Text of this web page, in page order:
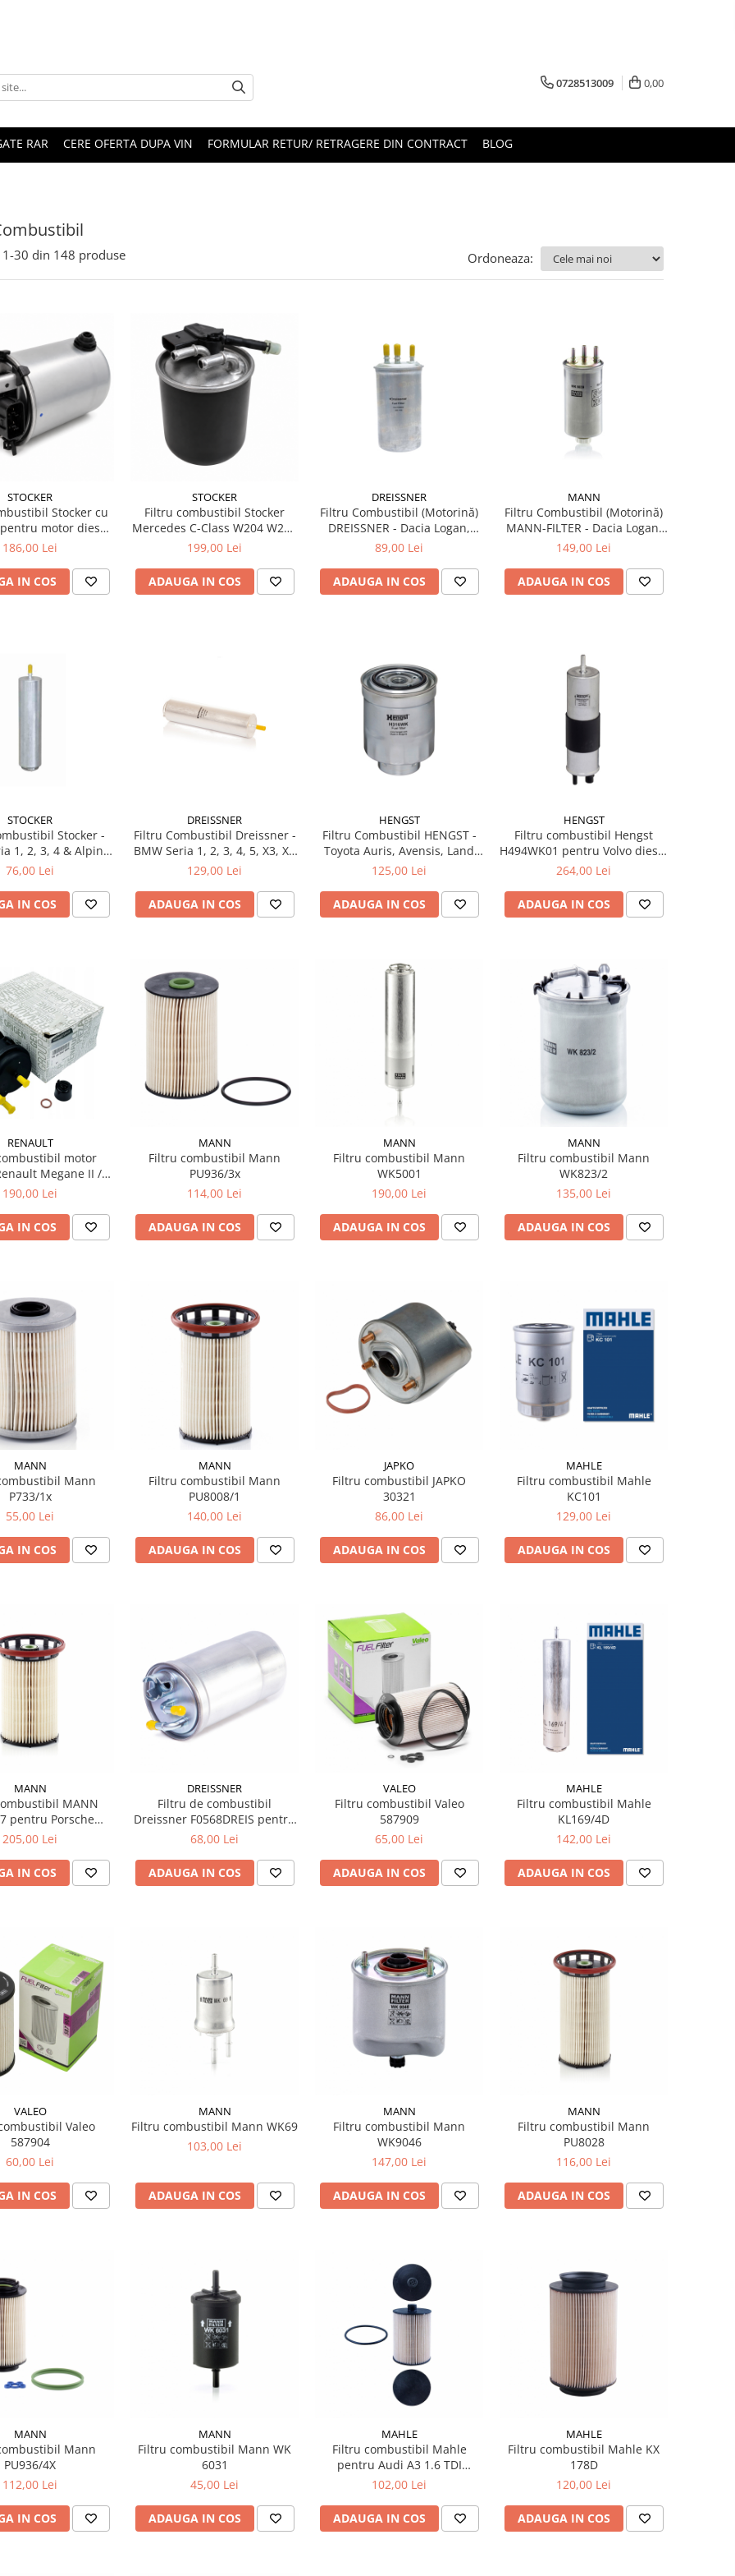
0728513009 0,00
RAR CERE OFERTA DUPA VIN FORMULAR RETUR/ RETRAGERE DIN CONTRACT BLOG
1-30 din 148 produse Ordoneaza:
STOCKER
Stocker cu
motor diesel
1.5 dCi 1.6 dCi
186,00 Lei
IN COS
STOCKER
Filtru combustibil Stocker
Mercedes C-Class W204 W205
diesel 86 mm
199,00 Lei
ADAUGA IN COS
DREISSNER
Filtru Combustibil (Motorină)
DREISSNER - Dacia Logan,
Duster, Sandero - 1.5 dCi
89,00 Lei
ADAUGA IN COS
MANN
Filtru Combustibil (Motorină)
MANN-FILTER - Dacia Logan,
Duster, Sandero, MCV - Motor
149,00 Lei
ADAUGA IN COS
STOCKER
Stocker -
1, 2, 3, 4 & Alpina
H 256mm (Diesel)
76,00 Lei
IN COS
DREISSNER
Filtru Combustibil Dreissner -
BMW Seria 1, 2, 3, 4, 5, X3, X5
(Diesel) - H 256mm
129,00 Lei
ADAUGA IN COS
HENGST
Filtru Combustibil HENGST -
Toyota Auris, Avensis, Land
Cruiser Prado 3.0 D-4D, Verso
125,00 Lei
ADAUGA IN COS
HENGST
Filtru combustibil Hengst
H494WK01 pentru Volvo diesel
– dimensiuni 58,5/59 x 246
264,00 Lei
ADAUGA IN COS
RENAULT
motor
Megane II /
Grand Scenic II 1.5
190,00 Lei
IN COS
MANN
Filtru combustibil Mann
PU936/3x
114,00 Lei
ADAUGA IN COS
MANN
Filtru combustibil Mann
WK5001
190,00 Lei
ADAUGA IN COS
MANN
Filtru combustibil Mann
WK823/2
135,00 Lei
ADAUGA IN COS
MANN
Mann
P733/1x
55,00 Lei
IN COS
MANN
Filtru combustibil Mann
PU8008/1
140,00 Lei
ADAUGA IN COS
JAPKO
Filtru combustibil JAPKO
30321
86,00 Lei
ADAUGA IN COS
MAHLE
Filtru combustibil Mahle
KC101
129,00 Lei
ADAUGA IN COS
MANN
MANN
pentru Porsche
3.0 diesel
205,00 Lei
IN COS
DREISSNER
Filtru de combustibil
Dreissner F0568DREIS pentru
A4B6 2.0 TDI (2006 - 2009)
68,00 Lei
ADAUGA IN COS
VALEO
Filtru combustibil Valeo
587909
65,00 Lei
ADAUGA IN COS
MAHLE
Filtru combustibil Mahle
KL169/4D
142,00 Lei
ADAUGA IN COS
VALEO
Valeo
587904
60,00 Lei
IN COS
MANN
Filtru combustibil Mann WK69
103,00 Lei
ADAUGA IN COS
MANN
Filtru combustibil Mann
WK9046
147,00 Lei
ADAUGA IN COS
MANN
Filtru combustibil Mann
PU8028
116,00 Lei
ADAUGA IN COS
MANN
Mann
PU936/4X
112,00 Lei
IN COS
MANN
Filtru combustibil Mann WK
6031
45,00 Lei
ADAUGA IN COS
MAHLE
Filtru combustibil Mahle
pentru Audi A3 1.6 TDI
05.2009-08.2012
102,00 Lei
ADAUGA IN COS
MAHLE
Filtru combustibil Mahle KX
178D
120,00 Lei
ADAUGA IN COS